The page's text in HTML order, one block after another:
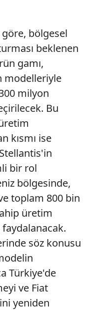
çerezler bilgi
daha işlevsel
yönelik
amaçlarıyla
yer alan panel
ilişkin detaylı bilgi
Bilgilendirme
Kanunu uyarınca
ve sitemizde
çerezlerle ilgili bilgi
göre, bölgesel
beklenen
gamı,
modelleriyle
milyon
Bu
kısmı ise
bir rol
bölgesinde,
toplam 800 bin
üretim
söz konusu
Türkiye'de
ve Fiat
yeniden